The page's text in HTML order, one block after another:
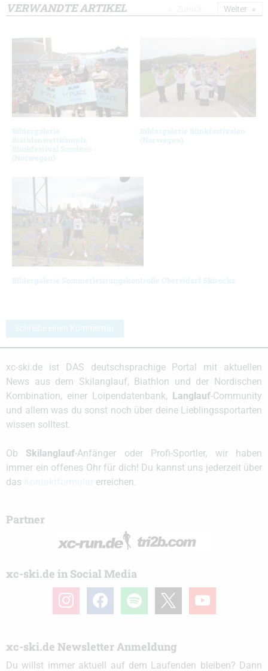
VERWANDTE ARTIKEL
Bildergalerie
Biathlonwettkämpfe
Blinkfestival Sandnes
(Norwegen)
Bildergalerie Blinkfestivalen
(Norwegen)
Bildergalerie Sommerleistungskontrolle Oberstdorf Skirocks
Weiter
Schreibe einen Kommentar
xc-ski.de ist DAS deutschsprachige Portal mit aktuellen
News aus dem Skilanglauf, Biathlon und der Nordischen
Kombination, einer Loipendatenbank, Langlauf-Community
und allem was du sonst noch über deine Lieblingssportarten
wissen solltest.
Ob Skilanglauf-Anfänger oder Profi-Sportler, wir haben
immer ein offenes Ohr für dich! Du kannst uns jederzeit über
das
erreichen.
Partner
xc-ski.de in Social Media
instagramfacebook spotify youtube
xc-ski.de Newsletter Anmeldung
Du willst immer aktuell auf dem Laufenden bleiben? Dann